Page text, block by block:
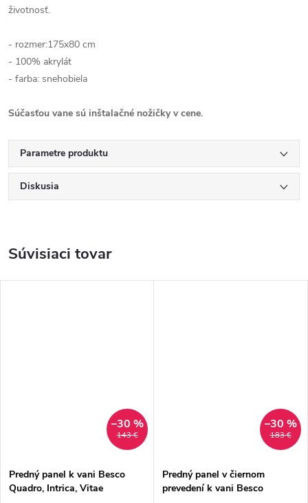
životnosť.
- rozmer:175x80 cm
- 100% akrylát
- farba: snehobiela
Súčasťou vane sú inštalačné nožičky v cene.
Parametre produktu
Diskusia
Súvisiaci tovar
143 €
–30 %
Predný panel k vani Besco
Quadro, Intrica, Vitae
183 €
–30 %
Predný panel v čiernom
prevedení k vani Besco